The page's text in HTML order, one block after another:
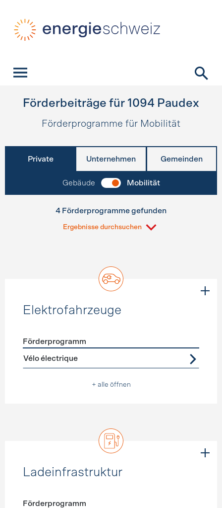
Förderbeiträge für 1094 Paudex
Förderprogramme für Mobilität
Private Unternehmen Gemeinden
Gebäude Mobilität
4 Förderprogramme gefunden
Ergebnisse durchsuchen
Elektrofahrzeuge
Förderprogramme
Förderprogramm
Vélo électrique
+ alle öffnen
Ladeinfrastruktur
Förderprogramm